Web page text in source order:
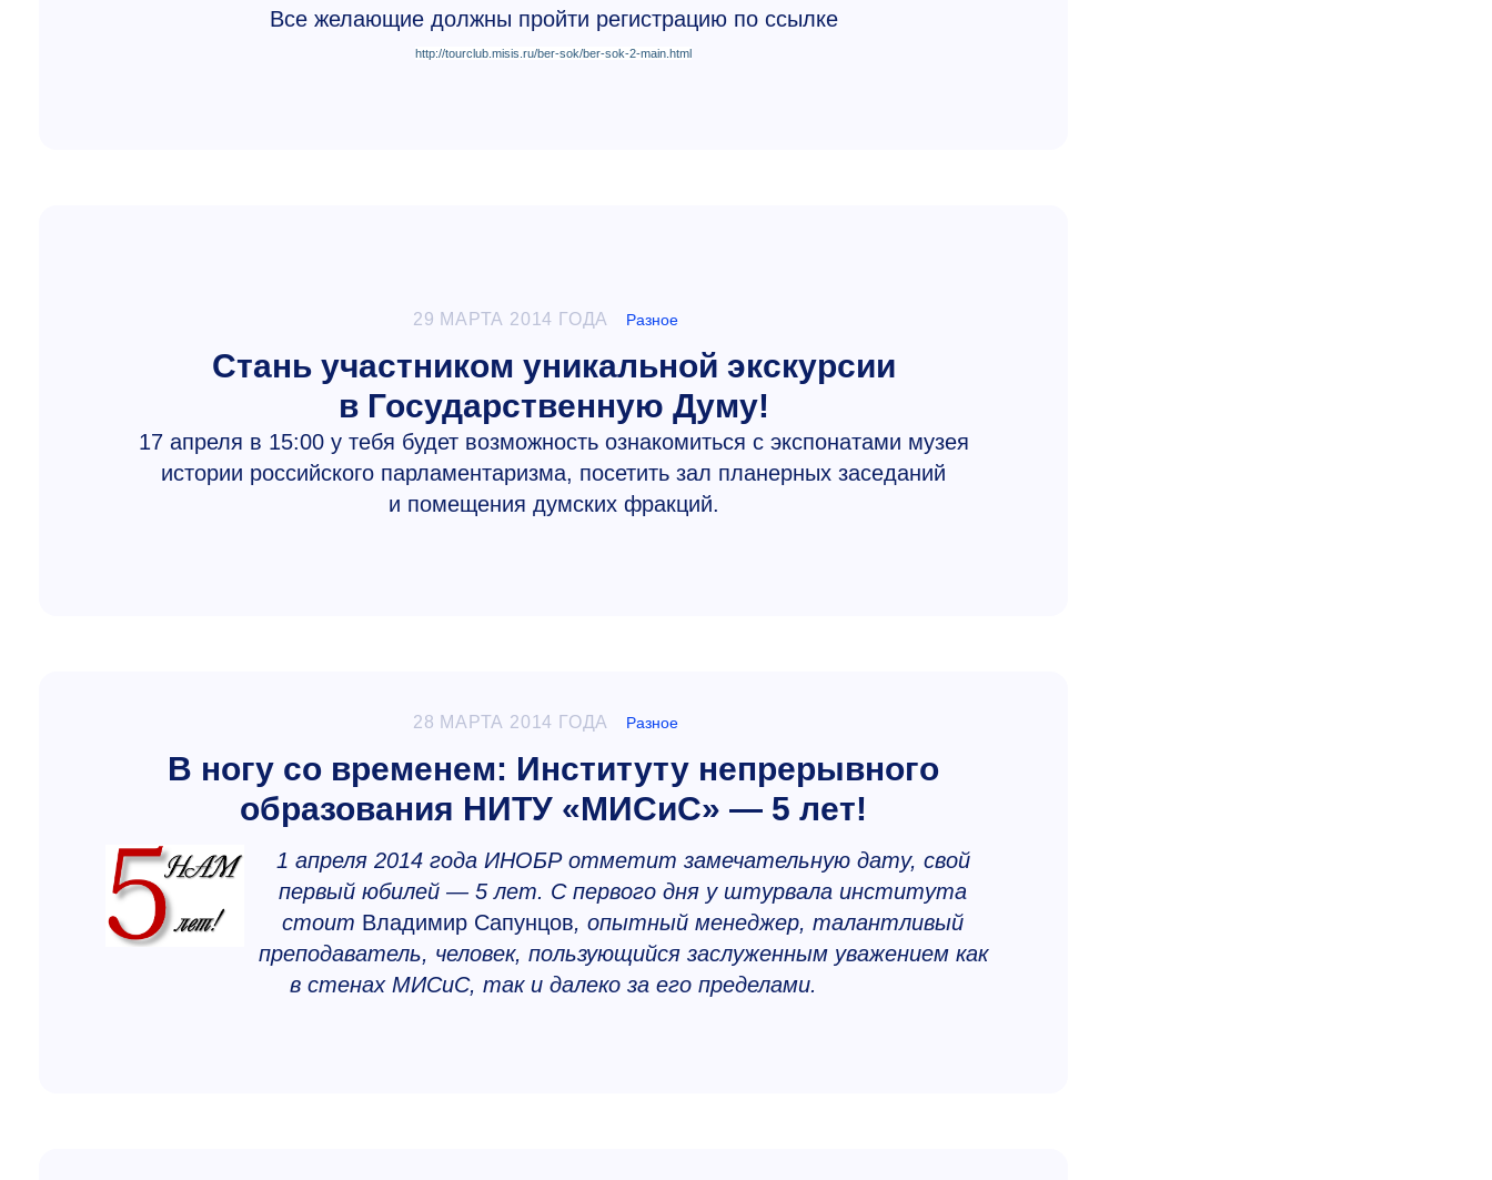
Все желающие должны пройти регистрацию по ссылке
http://tourclub.misis.ru/ber-sok/ber-sok-2-main.html
29 МАРТА 2014 ГОДА Разное
Стань участником уникальной экскурсии
в Государственную Думу!
17 апреля в 15:00 у тебя будет возможность ознакомиться с экспонатами музея
истории российского парламентаризма, посетить зал планерных заседаний
и помещения думских фракций.
28 МАРТА 2014 ГОДА Разное
В ногу со временем: Институту непрерывного
образования НИТУ «МИСиС» — 5 лет!
1 апреля 2014 года ИНОБР отметит замечательную дату, свой
первый юбилей — 5 лет. С первого дня у штурвала института
стоит Владимир Сапунцов, опытный менеджер, талантливый
преподаватель, человек, пользующийся заслуженным уважением как
в стенах МИСиС, так и далеко за его пределами.